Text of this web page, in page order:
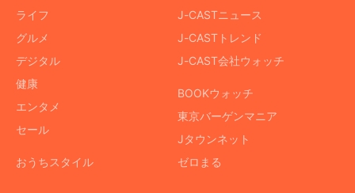
ライフ
グルメ
デジタル
健康
エンタメ
セール
おうちスタイル
J-CASTニュース
J-CASTトレンド
J-CAST会社ウォッチ
BOOKウォッチ
東京バーゲンマニア
Jタウンネット
ゼロまる